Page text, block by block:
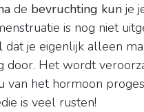
de bevruchting kun je
is nog niet
dat je eigenlijk alleen
door. Het wordt
van het hormoon
is veel rusten!